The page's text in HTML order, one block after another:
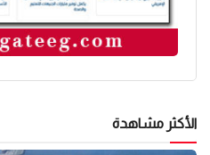
الأكثر مشاهدة